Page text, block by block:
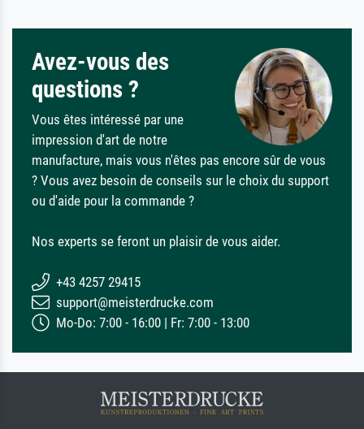
Avez-vous des
questions ?
Vous êtes intéressé par une
impression d'art de notre
manufacture, mais vous n'êtes pas encore sûr de vous
? Vous avez besoin de conseils sur le choix du support
ou d'aide pour la commande ?
Nos experts se feront un plaisir de vous aider.
+43 4257 29415
support@meisterdrucke.com
Mo-Do: 7:00 - 16:00 | Fr: 7:00 - 13:00